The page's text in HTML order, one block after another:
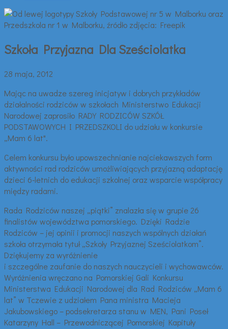
Szkoła Przyjazna Dla Sześciolatka
28 maja, 2012
Mając na uwadze szereg inicjatyw i dobrych przykładów
działalności rodziców w szkołach Ministerstwo Edukacji
Narodowej zaprosiło RADY RODZICÓW SZKÓŁ
PODSTAWOWYCH I PRZEDSZKOLI do udziału w konkursie
„Mam 6 lat".
Celem konkursu było upowszechnianie najciekawszych form
aktywności rad rodziców umożliwiających przyjazną adaptację
dzieci 6-letnich do edukacji szkolnej oraz wsparcie współpracy
między radami.
Rada Rodziców naszej „piątki” znalazła się w grupie 26
finalistów województwa pomorskiego. Dzięki Radzie
Rodziców – jej opinii i promocji naszych wspólnych działań
szkoła otrzymała tytuł „Szkoły Przyjaznej Sześciolatkom”.
Dziękujemy za wyróżnienie
i szczególne zaufanie do naszych nauczycieli i wychowawców.
Wyróżnienia wręczano na Pomorskiej Gali Konkursu
Ministerstwa Edukacji Narodowej dla Rad Rodziców „Mam 6
lat” w Tczewie z udziałem Pana ministra Macieja
Jakubowskiego – podsekretarza stanu w MEN, Pani Poseł
Katarzyny Hall – Przewodniczącej Pomorskiej Kapituły